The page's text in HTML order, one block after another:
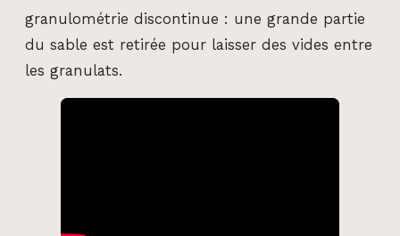
granulométrie discontinue : une grande partie
du sable est retirée pour laisser des vides entre
les granulats.